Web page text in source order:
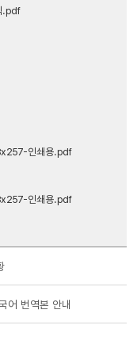
.pdf
인쇄용.pdf
인쇄용.pdf
어 번역본 안내